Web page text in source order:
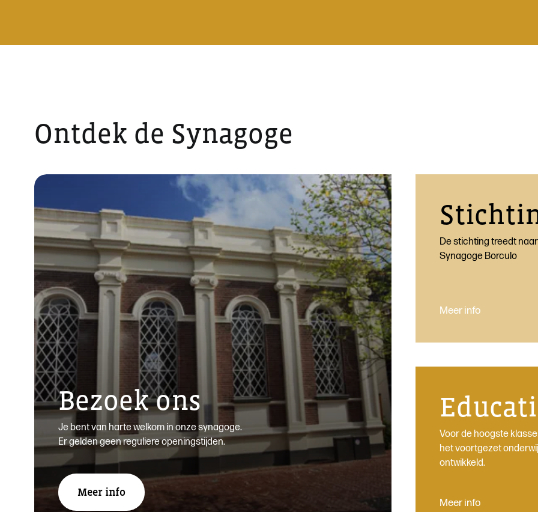
Ontdek de Synagoge
Bezoek ons
Je bent van harte welkom in onze synagoge.
Er gelden geen reguliere openingstijden.
Meer info
De stichting treedt
Synagoge Borculo
Meer info
Voor de hoogste
het voortgezet
ontwikkeld.
Meer info